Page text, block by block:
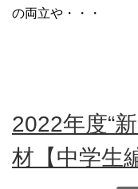
の両立や・・・
2022年度“
材【中学生